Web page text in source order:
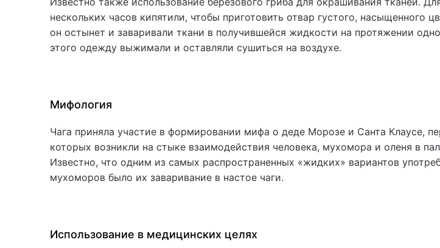
нескольких часов кипятили, чтобы приготовить отвар густого, насыщенного
он остынет и заваривали ткани в получившейся жидкости на протяжении
этого одежду выжимали и оставляли сушиться на воздухе.
Мифология
Чага приняла участие в формировании мифа о деде Морозе и Санта Клаусе,
которых возникли на стыке взаимодействия человека, мухомора и оленя в
Известно, что одним из самых распространенных «жидких» вариантов
мухоморов было их заваривание в настое чаги.
Использование в медицинских целях